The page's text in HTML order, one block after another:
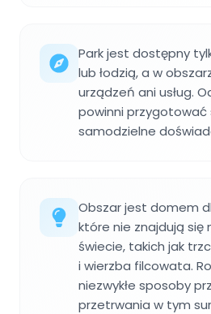
Park jest dostępny
lub łodzią, a w
urządzeń ani usług.
powinni przygotować
samodzielne
Obszar jest domem
które nie znajdują się
świecie, takich jak
i wierzba filcowata.
niezwykłe sposoby
przetrwania w tym